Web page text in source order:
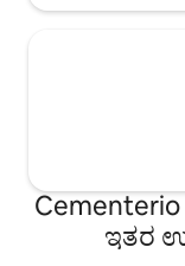
ಇತರ